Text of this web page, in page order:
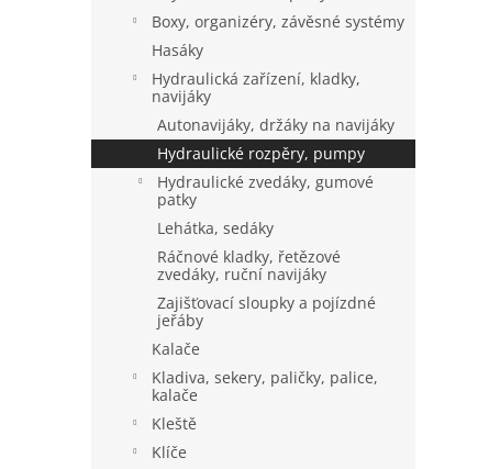
Boxy, organizéry, závěsné systémy
Hasáky
Hydraulická zařízení, kladky,
navijáky
Autonavijáky, držáky na navijáky
Hydraulické rozpěry, pumpy
Hydraulické zvedáky, gumové
patky
Lehátka, sedáky
Ráčnové kladky, řetězové
zvedáky, ruční navijáky
Zajišťovací sloupky a pojízdné
jeřáby
Kalače
Kladiva, sekery, paličky, palice,
kalače
Kleště
Klíče